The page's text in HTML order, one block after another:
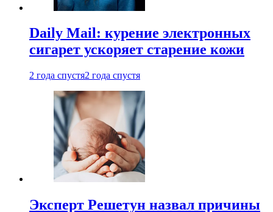
Daily Mail: курение электронных
сигарет ускоряет старение кожи
2 года спустя2 года спустя
Эксперт Решетун назвал причины